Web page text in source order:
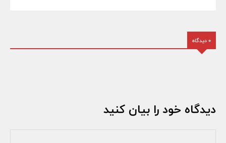
0 دیدگاه
دیدگاه خود را بیان کنید